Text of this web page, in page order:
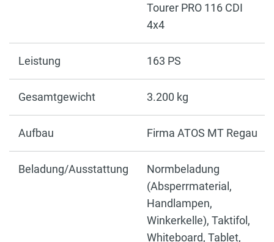
Tourer PRO 116 CDI
4x4
Leistung 163 PS
Gesamtgewicht 3.200 kg
Aufbau Firma ATOS MT Regau
Beladung/Ausstattung
Normbeladung
(Absperrmaterial,
Handlampen,
Winkerkelle), Taktifol,
Whiteboard, Tablet,